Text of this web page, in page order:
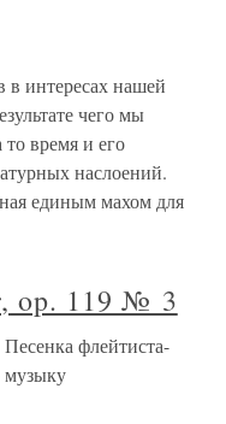
интересах нашей
чего мы
время и его
наслоений.
единым махом для
op. 119 № 3
флейтиста-